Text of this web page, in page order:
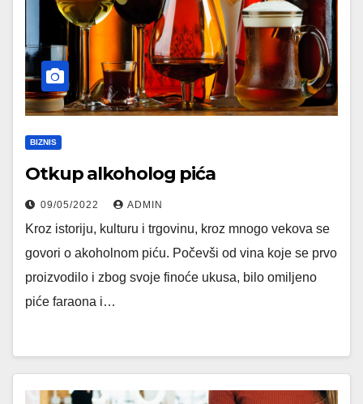
BIZNIS
Otkup alkoholog pića
09/05/2022 ADMIN
Kroz istoriju, kulturu i trgovinu, kroz mnogo vekova se
govori o akoholnom piću. Počevši od vina koje se prvo
proizvodilo i zbog svoje finoće ukusa, bilo omiljeno
piće faraona i…